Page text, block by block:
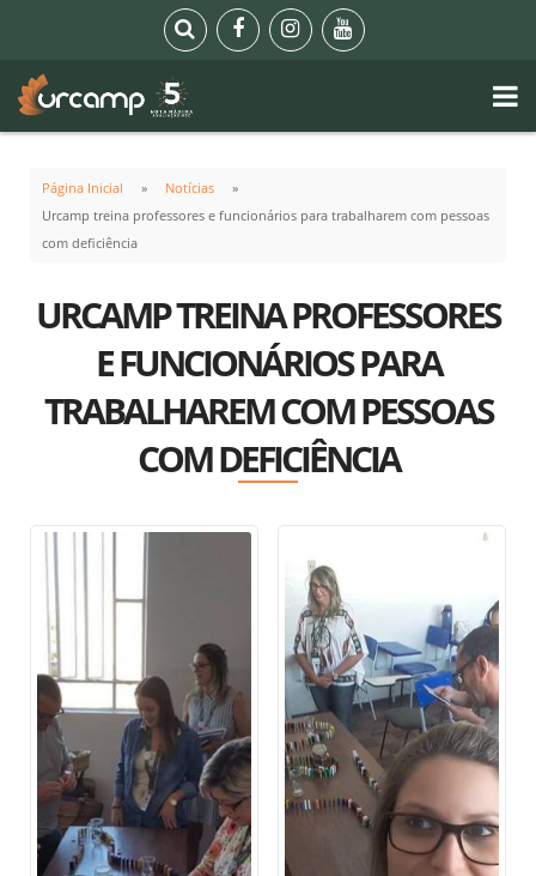
Página Inicial
Notícias
Urcamp treina professores e funcionários para trabalharem com pessoas
com deficiência
URCAMP TREINA PROFESSORES
E FUNCIONÁRIOS PARA
TRABALHAREM COM PESSOAS
COM DEFICIÊNCIA